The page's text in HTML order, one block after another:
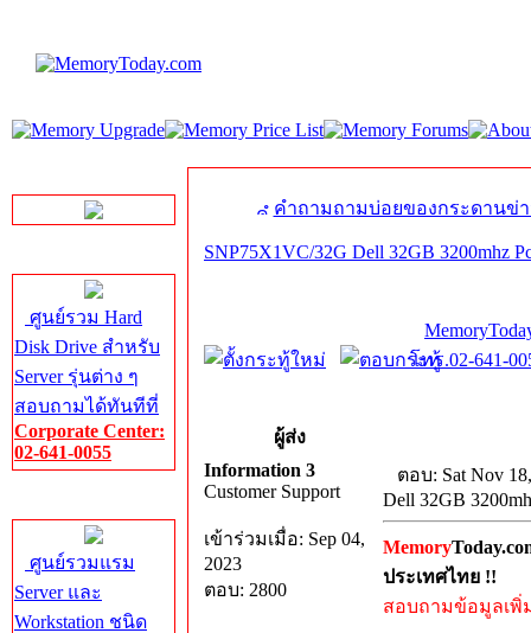
ศูนย์รวม Hard
Disk Drive สำหรับ
Server รุ่นต่าง ๆ
สอบถามได้ทันทีที่
Corporate Center:
02-641-0055
ศูนย์รวมแรม
Server และ
Workstation ชนิด
คำถามถามบ่อยของกระดานข่
SNP75X1VC/32G Dell 32GB 3200mhz
โทร.02-641-
ผู้ส่ง
Information 3
Customer Support
เข้าร่วมเมื่อ: Sep 04,
2023
ตอบ: 2800
ตอบ: Sat Nov
Dell 32GB
Memory
ประเทศไทย !!
สอบถามข้อมูลเพิ่